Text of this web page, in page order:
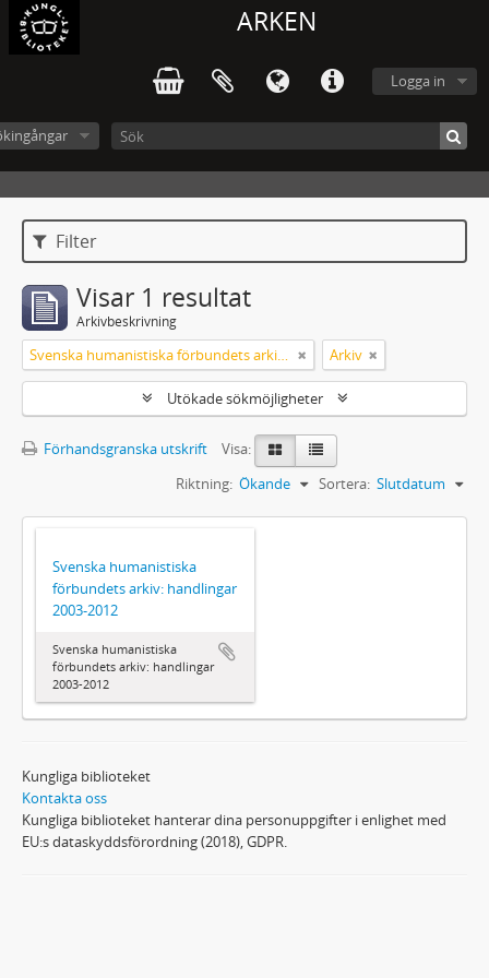
ARKEN
Logga in
Filter
Visar 1 resultat
Arkivbeskrivning
Svenska humanistiska förbundets arkiv: handlingar 2003-2012 Arkiv
Utökade sökmöjligheter
Förhandsgranska utskrift
Visa:
Sortera: Slutdatum
Riktning: Ökande
Svenska humanistiska
förbundets arkiv: handlingar
2003-2012
Svenska humanistiska
förbundets arkiv: handlingar
2003-2012
Kungliga biblioteket
Kontakta oss
Kungliga biblioteket hanterar dina personuppgifter i enlighet med
EU:s dataskyddsförordning (2018), GDPR.